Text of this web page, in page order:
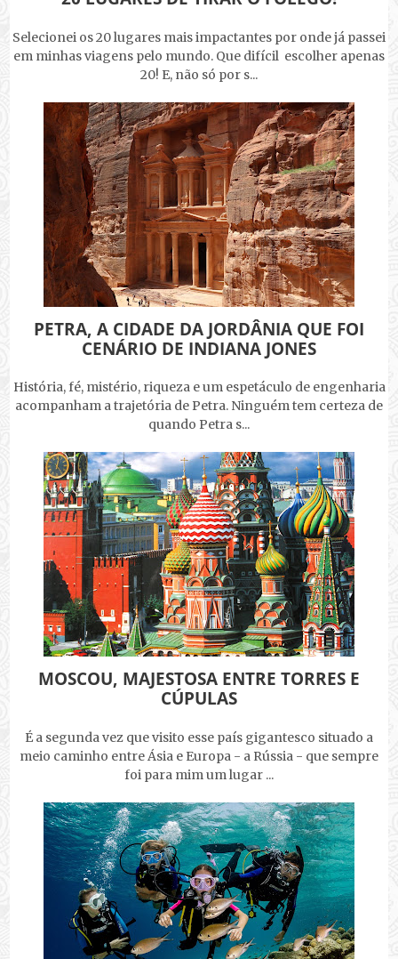
Selecionei os 20 lugares mais impactantes por onde já passei
em minhas viagens pelo mundo. Que difícil escolher apenas
20! E, não só por s...
PETRA, A CIDADE DA JORDÂNIA QUE FOI
CENÁRIO DE INDIANA JONES
História, fé, mistério, riqueza e um espetáculo de engenharia
acompanham a trajetória de Petra. Ninguém tem certeza de
quando Petra s...
MOSCOU, MAJESTOSA ENTRE TORRES E
CÚPULAS
É a segunda vez que visito esse país gigantesco situado a
meio caminho entre Ásia e Europa - a Rússia - que sempre
foi para mim um lugar ...